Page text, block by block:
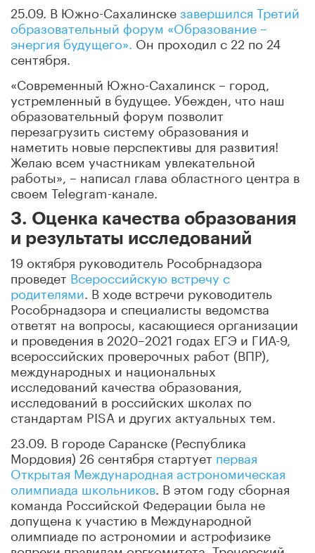
25.09. В Южно-Сахалинскезавершился Третий
образовательный форум «Образование –
энергия будущего». Он проходил с 22 по 24
сентября.
«Современный Южно-Сахалинск – город,
устремленный в будущее. Убежден, что наш
образовательный форум позволит
перезагрузить систему образования и
наметить новые перспективы для развития!
Желаю всем участникам увлекательной
работы», – написал глава областного центра в
своем Telegram-канале.
3. Оценка качества образования
и результаты исследований
19 октября руководитель Рособрнадзора
проведет Всероссийскую встречу с
родителями . В ходе встречи руководитель
Рособрнадзора и специалисты ведомства
ответят на вопросы, касающиеся организации
и проведения в 2020–2021 годах ЕГЭ и ГИА-9,
всероссийских проверочных работ (ВПР),
международных и национальных
исследований качества образования,
исследований в российских школах по
стандартам PISA и других актуальных тем.
23.09. В городе Саранске (Республика
Мордовия) 26 сентября стартует первая
Открытая Международная астрономическая
олимпиада школьников . В этом году сборная
команда Российской Федерации была не
допущена к участию в Международной
олимпиаде по астрономии и астрофизике